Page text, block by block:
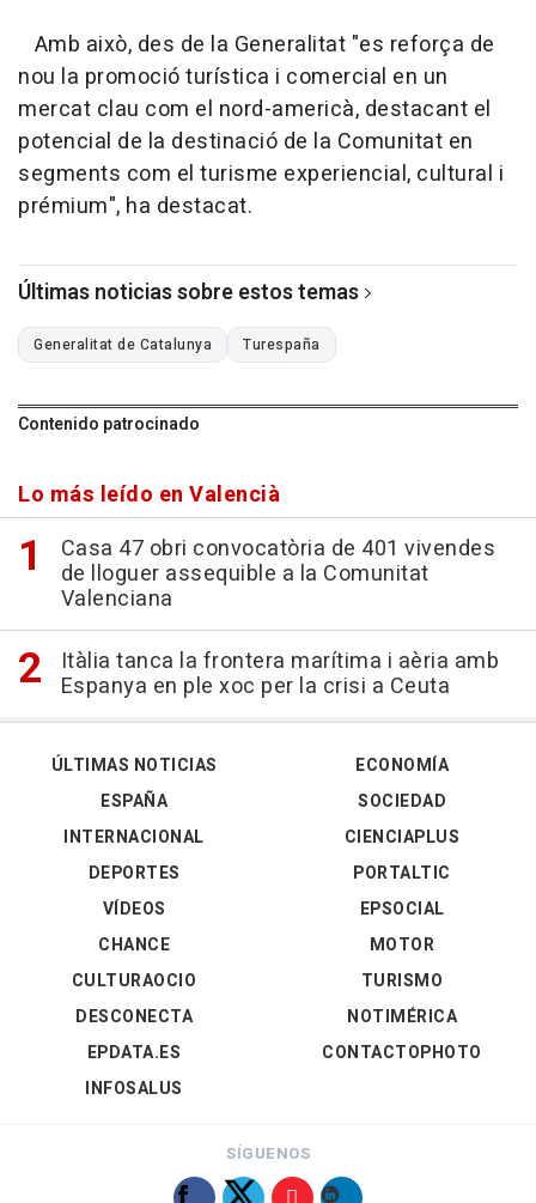
Amb això, des de la Generalitat "es reforça de
nou la promoció turística i comercial en un
mercat clau com el nord-americà, destacant el
potencial de la destinació de la Comunitat en
segments com el turisme experiencial, cultural i
prémium", ha destacat.
Últimas noticias sobre estos temas
Generalitat de Catalunya Turespaña
Contenido patrocinado
Lo más leído en Valencià
Casa 47 obri convocatòria de 401 vivendes
de lloguer assequible a la Comunitat
Valenciana
Itàlia tanca la frontera marítima i aèria amb
Espanya en ple xoc per la crisi a Ceuta
ÚLTIMAS NOTICIAS
ESPAÑA
INTERNACIONAL
DEPORTES
VÍDEOS
ECONOMÍA
SOCIEDAD
CIENCIAPLUS
PORTALTIC
EPSOCIAL
CHANCE
CULTURAOCIO
DESCONECTA
EPDATA.ES
INFOSALUS
MOTOR
TURISMO
NOTIMÉRICA
CONTACTOPHOTO
SÍGUENOS